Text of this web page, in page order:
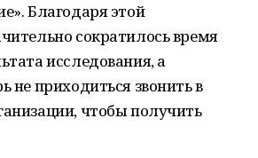
Благодаря этой
сократилось время
исследования, а
не приходиться звонить в
чтобы получить